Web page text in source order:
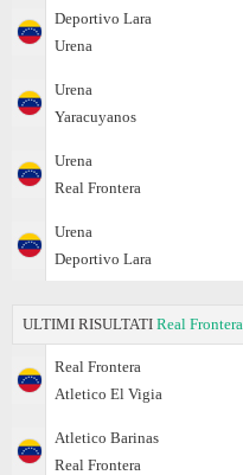
Deportivo Lara
Urena
Urena
Yaracuyanos
Urena
Real Frontera
Urena
Deportivo Lara
ULTIMI RISULTATI Real Frontera
Real Frontera
Atletico El Vigia
Atletico Barinas
Real Frontera